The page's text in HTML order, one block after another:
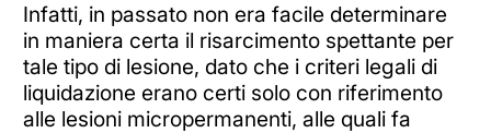
Infatti, in passato non era facile determinare
in maniera certa il risarcimento spettante per
tale tipo di lesione, dato che i criteri legali di
liquidazione erano certi solo con riferimento
alle lesioni micropermanenti, alle quali fa